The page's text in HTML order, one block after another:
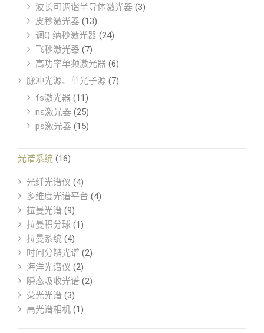
波长可调谐半导体激光器 (3)
皮秒激光器 (13)
调Q 纳秒激光器 (24)
飞秒激光器 (7)
高功率单频激光器 (6)
脉冲光源、单光子源 (7)
fs激光器 (11)
ns激光器 (25)
ps激光器 (15)
光谱系统 (16)
光纤光谱仪 (4)
多维度光谱平台 (4)
拉曼光谱 (9)
拉曼积分球 (1)
拉曼系统 (4)
时间分辨光谱 (2)
海洋光谱仪 (2)
瞬态吸收光谱 (2)
荧光光谱 (3)
高光谱相机 (1)